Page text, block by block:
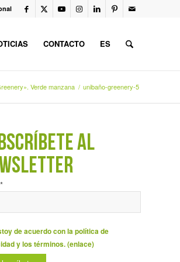
CONTACTO ES
Verde manzana / unibaño-greenery-5
AL
*
de acuerdo con la política de
y los términos. (enlace)